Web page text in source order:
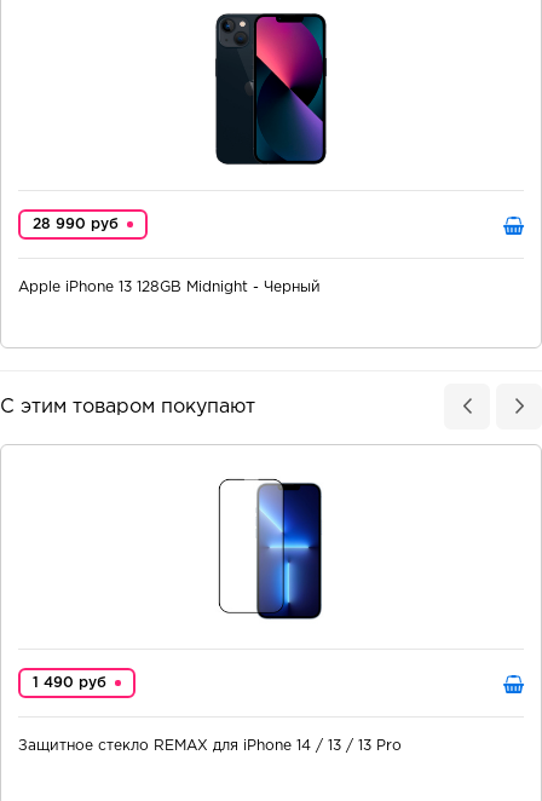
28 990 руб
Apple iPhone 13 128GB Midnight - Черный
С этим товаром покупают
1 490 руб
Защитное стекло REMAX для iPhone 14 / 13 / 13 Pro